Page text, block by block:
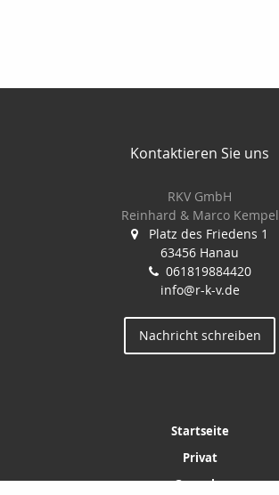
Kontaktieren Sie uns
RKV GmbH
Reinhard & Marco Kempel
Platz des Friedens 1
63456 Hanau
061819884420
info@r-k-v.de
Nachricht schreiben
Startseite
Privat
Gewerbe